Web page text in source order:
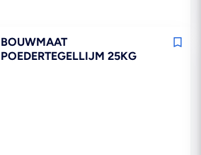
BOUWMAAT
POEDERTEGELLIJM 25KG